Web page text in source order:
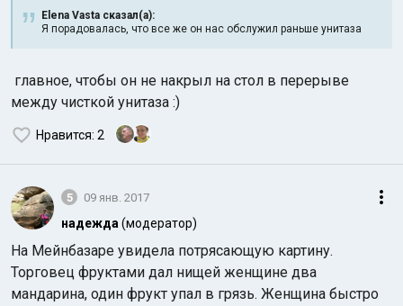
Elena Vasta сказал(а):
Я порадовалась, что все же он нас обслужил раньше унитаза
главное, чтобы он не накрыл на стол в перерыве
между чисткой унитаза :)
Нравится: 2
5 09 янв. 2017
надежда (модератор)
На Мейнбазаре увидела потрясающую картину.
Торговец фруктами дал нищей женщине два
мандарина, один фрукт упал в грязь. Женщина быстро